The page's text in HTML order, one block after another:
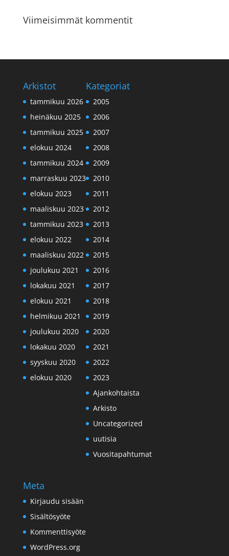
Viimeisimmät kommentit
Arkistot
tammikuu 2026
heinäkuu 2025
tammikuu 2025
elokuu 2024
tammikuu 2024
marraskuu 2023
elokuu 2023
maaliskuu 2023
tammikuu 2023
elokuu 2022
maaliskuu 2022
joulukuu 2021
lokakuu 2021
elokuu 2021
helmikuu 2021
joulukuu 2020
lokakuu 2020
syyskuu 2020
elokuu 2020
Kategoriat
2005
2006
2007
2008
2009
2010
2011
2012
2013
2014
2015
2016
2017
2018
2019
2020
2021
2022
2023
Ajankohtaista
Arkisto
Uncategorized
uutisia
Vuositapahtumat
Meta
Kirjaudu sisään
Sisältösyöte
Kommenttisyöte
WordPress.org